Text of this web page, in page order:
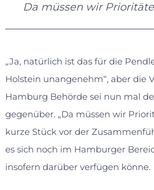
Da müssen wir
„Ja, natürlich ist das für die
Holstein unangenehm“, aber die
Hamburg Behörde sei nun mal
gegenüber. „Da müssen wir
kurze Stück vor der
es sich noch im Hamburger
insofern darüber verfügen könne.